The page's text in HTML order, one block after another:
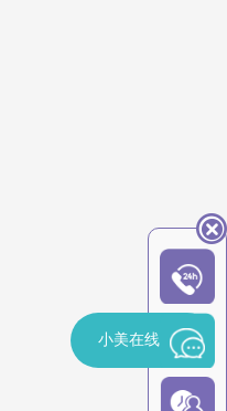
小美在线